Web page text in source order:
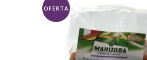
OFERTA